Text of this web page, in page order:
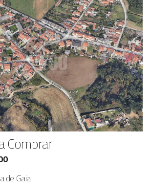
Comprar
de Gaia